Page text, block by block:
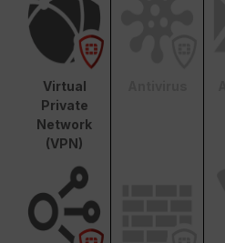
Virtual
Private
Network
(VPN)